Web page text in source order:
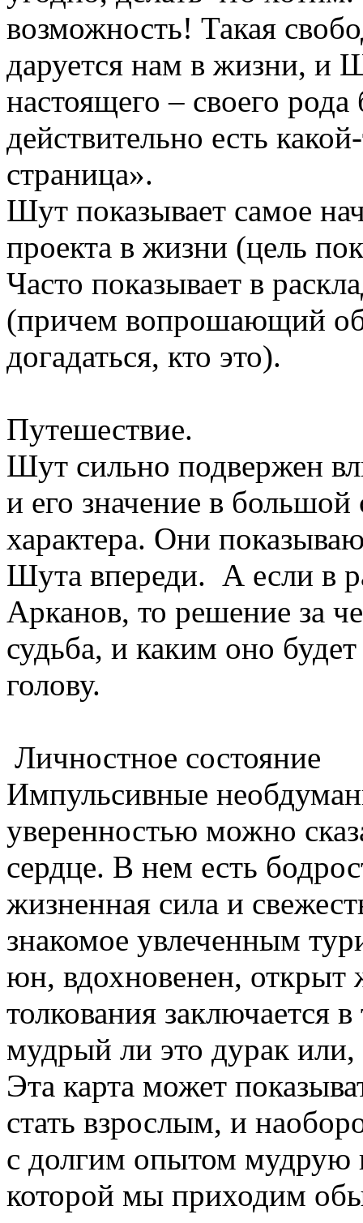
возможность! Такая
даруется нам в жизни, и
настоящего – своего рода
действительно есть
страница».
Шут показывает самое
проекта в жизни (цель
Часто показывает в
(причем вопрошающий
догадаться, кто это).
Путешествие.
Шут сильно подвержен
и его значение в большой
характера. Они
Шута впереди. А если в
Арканов, то решение за
судьба, и каким оно
голову.
Личностное состояние
Импульсивные
уверенностью можно
сердце. В нем есть
жизненная сила и
знакомое увлеченным
юн, вдохновенен,
толкования заключается
мудрый ли это дурак или,
Эта карта может
стать взрослым, и
с долгим опытом мудрую
которой мы приходим